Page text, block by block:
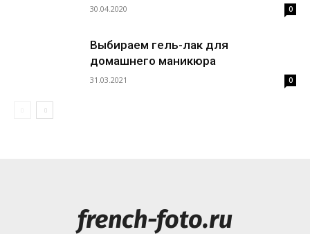
30.04.2020 0
Выбираем гель-лак для
домашнего маникюра
31.03.2021 0
french-foto.ru